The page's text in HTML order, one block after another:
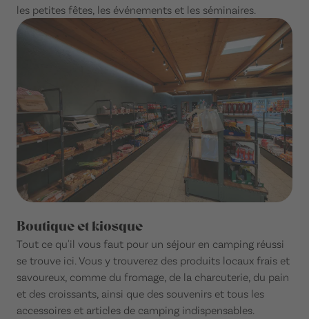
les petites fêtes, les événements et les séminaires.
Boutique et kiosque
Tout ce qu'il vous faut pour un séjour en camping réussi
se trouve ici. Vous y trouverez des produits locaux frais et
savoureux, comme du fromage, de la charcuterie, du pain
et des croissants, ainsi que des souvenirs et tous les
accessoires et articles de camping indispensables.